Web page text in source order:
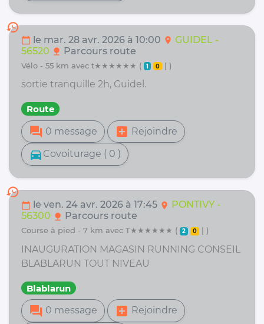
history
calendar_today le mar. 28 avr. 2026 à 10:00 location_on GUIDEL -
56520 nature Parcours route
vélo - 55 km avec t★★★★★★ ( 1 0 | )
sortie tranquille 2h, Guidel.
Route
forum 0 message add_box Rejoindre
directions_car Covoiturage ( 0 )
history
calendar_today le ven. 24 avr. 2026 à 17:45 location_on
PONTIVY -
56300 nature Parcours route
course à pied - 7 km avec T★★★★★★ ( 2 0 | )
INAUGURATION MAGASIN RUNNING CONSEIL
BLABLARUN TOUT NIVEAU
Blablarun
forum 0 message add_box Rejoindre